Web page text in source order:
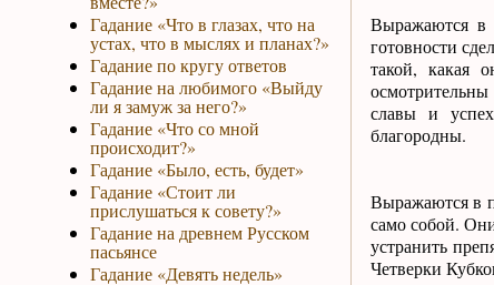
Гадание «Что в глазах, что на
устах, что в мыслях и планах?»
Гадание по кругу ответов
Гадание на любимого «Выйду
ли я замуж за него?»
Гадание «Что со мной
происходит?»
Гадание «Было, есть, будет»
Гадание «Стоит ли
прислушаться к совету?»
Гадание на древнем Русском
пасьянсе
Гадание «Девять недель»
Выражаются в
готовности
такой, какая
славы и
благородны.
Выражаются в
само собой.
устранить
Четверки